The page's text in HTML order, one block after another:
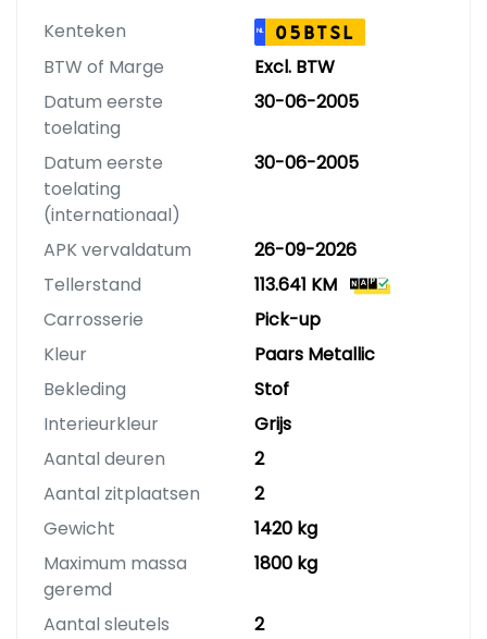
Kenteken NL 05BTSL
BTW of Marge
Excl. BTW
Datum eerste
toelating
30-06-2005
Datum eerste
toelating
(internationaal)
30-06-2005
APK vervaldatum
26-09-2026
Tellerstand
113.641 KM
Carrosserie
Pick-up
Kleur
Paars Metallic
Bekleding
Stof
Interieurkleur
Grijs
Aantal deuren
2
Aantal zitplaatsen
2
Gewicht
1420 kg
Maximum massa
geremd
1800 kg
Aantal sleutels 2